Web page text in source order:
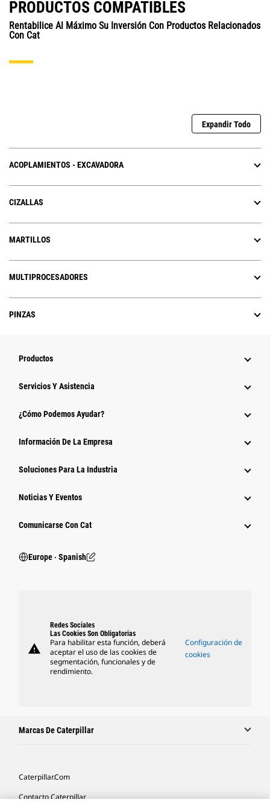
PRODUCTOS COMPATIBLES
Rentabilice Al Máximo Su Inversión Con Productos Relacionados
Con Cat
Expandir Todo
ACOPLAMIENTOS - EXCAVADORA
CIZALLAS
MARTILLOS
MULTIPROCESADORES
PINZAS
Productos
Servicios Y Asistencia
¿Cómo Podemos Ayudar?
Información De La Empresa
Soluciones Para La Industria
Noticias Y Eventos
Comunicarse Con Cat
Europe ‧ Spanish
warning
Redes Sociales
Las Cookies Son Obligatorias
Para habilitar esta función, deberá
aceptar el uso de las cookies de
segmentación, funcionales y de
rendimiento.
Configuración de
cookies
Marcas De Caterpillar
Caterpillar.com
Contacto Caterpillar